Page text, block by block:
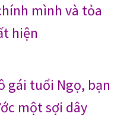
mình và tỏa
hiện
gái tuổi Ngọ, bạn
một sợi dây